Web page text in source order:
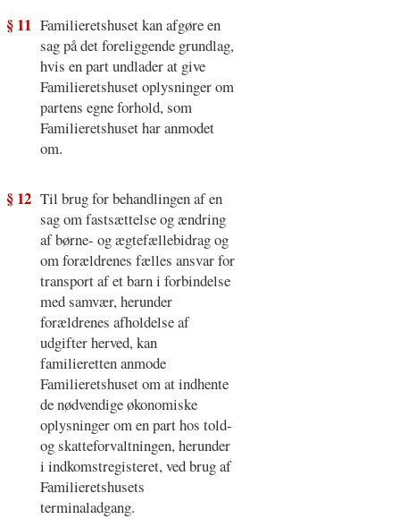
§ 11 Familieretshuset kan afgøre en
sag på det foreliggende grundlag,
hvis en part undlader at give
Familieretshuset oplysninger om
partens egne forhold, som
Familieretshuset har anmodet
om.
§ 12 Til brug for behandlingen af en
sag om fastsættelse og ændring
af børne- og ægtefællebidrag og
om forældrenes fælles ansvar for
transport af et barn i forbindelse
med samvær, herunder
forældrenes afholdelse af
udgifter herved, kan
familieretten anmode
Familieretshuset om at indhente
de nødvendige økonomiske
oplysninger om en part hos told-
og skatteforvaltningen, herunder
i indkomstregisteret, ved brug af
Familieretshusets
terminaladgang.